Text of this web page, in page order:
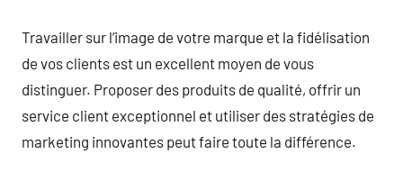
Travailler sur l’image de votre marque et la fidélisation
de vos clients est un excellent moyen de vous
distinguer. Proposer des produits de qualité, offrir un
service client exceptionnel et utiliser des stratégies de
marketing innovantes peut faire toute la différence.